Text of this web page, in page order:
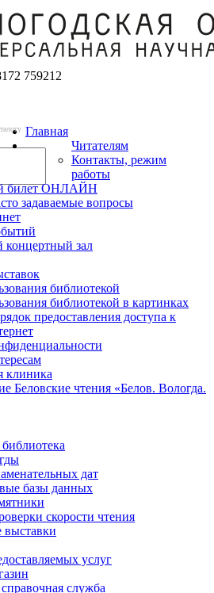
759212
Главная
Читателям
Контакты, режим
работы
билет ОНЛАЙН
задаваемые вопросы
концертный зал
библиотекой
библиотекой в картинках
предоставления доступа к
клиника
Беловские чтения «Белов. Вологда.
дат
базы данных
скорости чтения
выставки
услуг
служба